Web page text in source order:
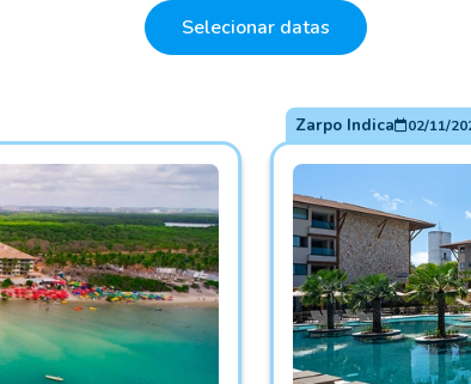
Selecionar datas
Zarpo Indica 02/11/